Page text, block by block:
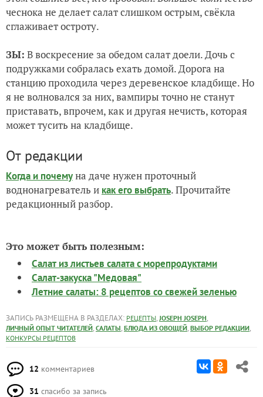
чеснока не делает салат слишком острым, свёкла
сглаживает остроту.
ЗЫ: В воскресение за обедом салат доели. Дочь с
подружками собралась ехать домой. Дорога на
станцию проходила через деревенское кладбище. Но
я не волновался за них, вампиры точно не станут
приставать, впрочем, как и другая нечисть, которая
может тусить на кладбище.
От редакции
Когда и почемуна даче нужен проточный
воднонагреватель и как его выбрать. Прочитайте
редакционный разбор.
Это может быть полезным:
Салат из листьев салата с морепродуктами
Салат-закуска "Медовая"
Летние салаты: 8 рецептов со свежей зеленью
ЗАПИСЬ РАЗМЕЩЕНА В РАЗДЕЛАХ: РЕЦЕПТЫ, JOSEPH JOSEPH,
ЛИЧНЫЙ ОПЫТ ЧИТАТЕЛЕЙ, САЛАТЫ, БЛЮДА ИЗ ОВОЩЕЙ, ВЫБОР РЕДАКЦИИ,
КОНКУРСЫ РЕЦЕПТОВ
12 комментариев
31 спасибо за запись